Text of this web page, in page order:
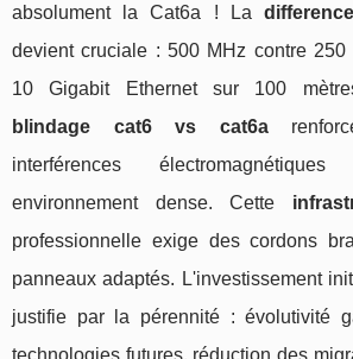
absolument la Cat6a ! La
devient cruciale : 500 MHz contre 250
10 Gigabit Ethernet sur 100
blindage cat6 vs cat6a
interférences
environnement dense. Cette
professionnelle exige des cordons
panneaux adaptés. L'investissement
justifie par la pérennité : évolutivité
technologies futures, réduction des